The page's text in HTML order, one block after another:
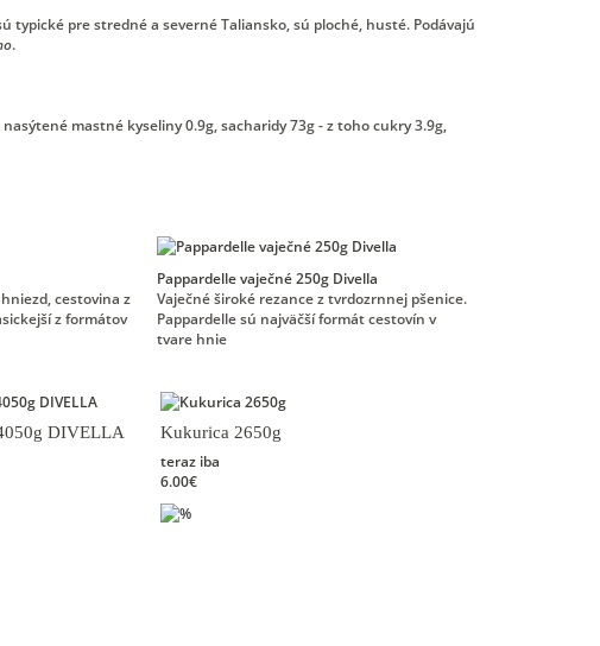
typické pre stredné a severné Taliansko, sú ploché, husté. Podávajú
.
mastné kyseliny 0.9g, sacharidy 73g - z toho cukry 3.9g,
cestovina z
z formátov
Pappardelle vaječné 250g Divella
Vaječné široké rezance z tvrdozrnnej pšenice.
Pappardelle sú najväčší formát cestovín v
tvare hnie
DIVELLA Kukurica 2650g
teraz iba
6.00€